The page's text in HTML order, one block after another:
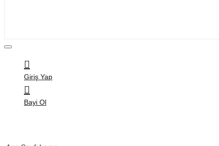
Giriş Yap
Bayi Ol